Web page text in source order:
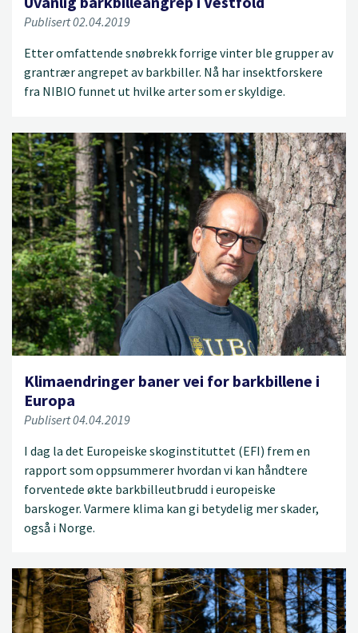
Publisert 02.04.2019
Etter omfattende snøbrekk forrige vinter ble grupper av
grantrær angrepet av barkbiller. Nå har insektforskere
fra NIBIO funnet ut hvilke arter som er skyldige.
Klimaendringer baner vei for barkbillene i
Europa
Publisert 04.04.2019
I dag la det Europeiske skoginstituttet (EFI) frem en
rapport som oppsummerer hvordan vi kan håndtere
forventede økte barkbilleutbrudd i europeiske
barskoger. Varmere klima kan gi betydelig mer skader,
også i Norge.